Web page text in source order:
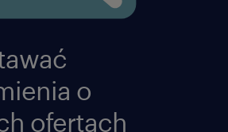
o
ofertach